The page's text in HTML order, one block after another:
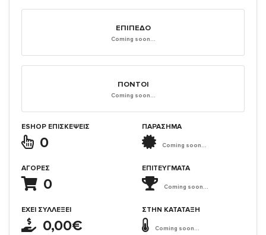
ΕΠΊΠΕΔΟ
Coming soon...
ΠΌΝΤΟΙ
Coming soon...
ESHOP ΕΠΙΣΚΈΨΕΙΣ
0
ΑΓΟΡΈΣ
0
ΈΧΕΙ ΣΥΛΛΈΞΕΙ
0,00€
ΠΑΡΑΣΗΜΑ
Coming soon...
ΕΠΙΤΕΎΓΜΑΤΑ
Coming soon...
ΣΤΗΝ ΚΑΤΆΤΑΞΗ
Coming soon...